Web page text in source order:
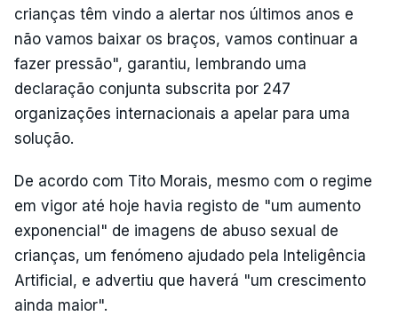
crianças têm vindo a alertar nos últimos anos e
não vamos baixar os braços, vamos continuar a
fazer pressão", garantiu, lembrando uma
declaração conjunta subscrita por 247
organizações internacionais a apelar para uma
solução.
De acordo com Tito Morais, mesmo com o regime
em vigor até hoje havia registo de "um aumento
exponencial" de imagens de abuso sexual de
crianças, um fenómeno ajudado pela Inteligência
Artificial, e advertiu que haverá "um crescimento
ainda maior".